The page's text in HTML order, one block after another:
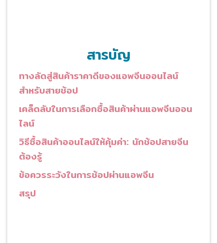
สารบัญ
ทางลัดสู่สินค้าราคาดีของแอพจีนออนไลน์
สำหรับสายช้อป
เคล็ดลับในการเลือกซื้อสินค้าผ่านแอพจีนออน
ไลน์
วิธีซื้อสินค้าออนไลน์ให้คุ้มค่า: นักช้อปสายจีน
ต้องรู้
ข้อควรระวังในการช้อปผ่านแอพจีน
สรุป